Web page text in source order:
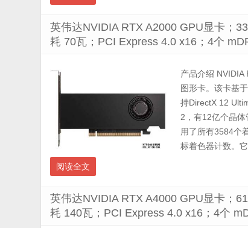
英伟达NVIDIA RTX A2000 GPU显卡；
耗 70瓦；PCI Express 4.0 x16；4个
产品介绍 NVIDIA
图形卡。该卡基
持DirectX 12
2，有12亿个晶
用了所有3584个
标着色器计数。
阅读全文
英伟达NVIDIA RTX A4000 GPU显卡；
耗 140瓦；PCI Express 4.0 x16；4个